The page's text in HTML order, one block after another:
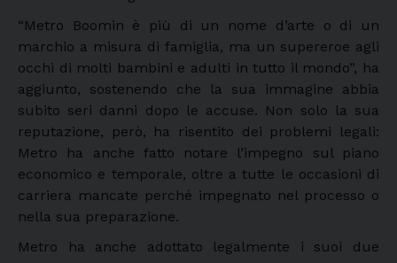
“Metro Boomin è più di un nome d’arte o di un
marchio a misura di famiglia, ma un supereroe agli
occhi di molti bambini e adulti in tutto il mondo”, ha
aggiunto, sostenendo che la sua immagine abbia
subito seri danni dopo le accuse. Non solo la sua
reputazione, però, ha risentito dei problemi legali:
Metro ha anche fatto notare l’impegno sul piano
economico e temporale, oltre a tutte le occasioni di
carriera mancate perché impegnato nel processo o
nella sua preparazione.
Metro ha anche adottato legalmente i suoi due